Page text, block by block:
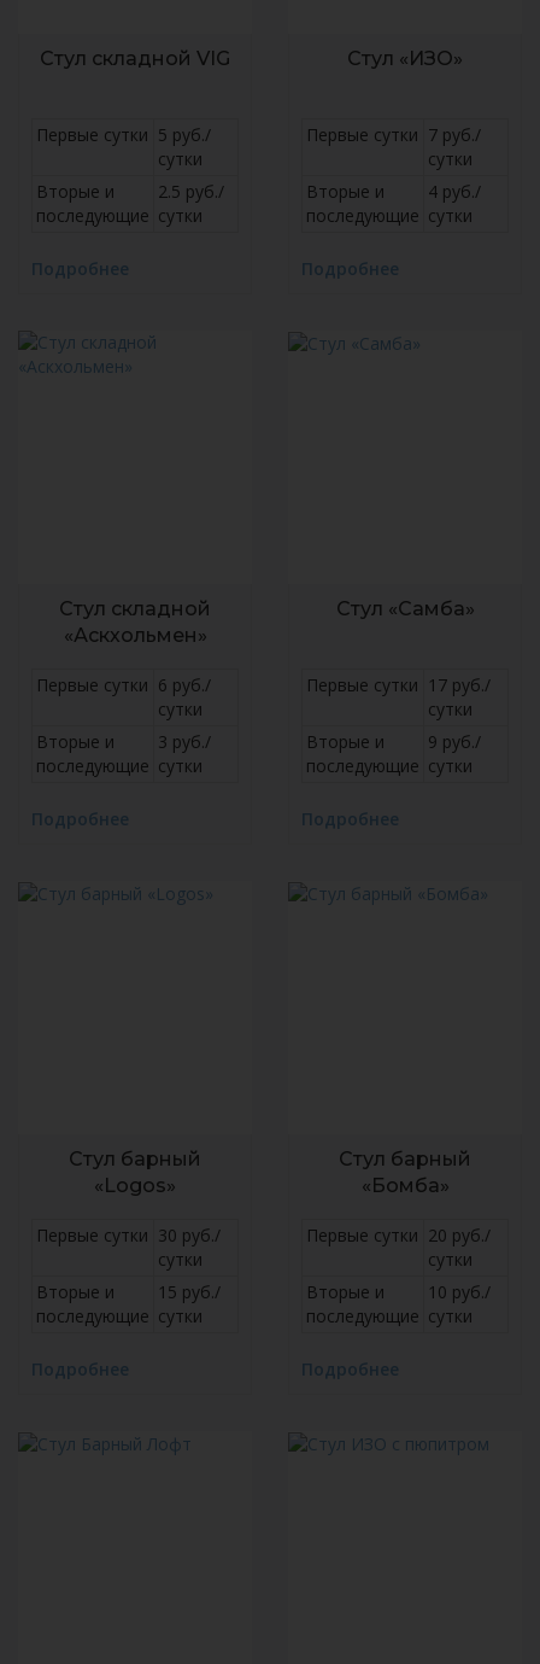
Стул складной VIG
Первые сутки 5 руб./
сутки
Вторые и
последующие
2.5 руб./
сутки
Подробнее
Стул «ИЗО»
Первые сутки 7 руб./
сутки
Вторые и
последующие
4 руб./
сутки
Подробнее
Стул складной
«Аскхольмен»
Первые сутки 6 руб./
сутки
Вторые и
последующие
3 руб./
сутки
Подробнее
Стул «Самба»
Первые сутки 17 руб./
сутки
Вторые и
последующие
9 руб./
сутки
Подробнее
Стул барный
«Logos»
Первые сутки 30 руб./
сутки
Вторые и
последующие
15 руб./
сутки
Подробнее
Стул барный
«Бомба»
Первые сутки 20 руб./
сутки
Вторые и
последующие
10 руб./
сутки
Подробнее